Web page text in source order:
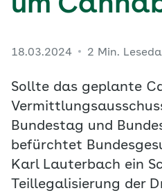
um
18.03.2024 2 Min.
Sollte das geplante
Bundestag und
befürchtet
Karl Lauterbach ein
Teillegalisierung der